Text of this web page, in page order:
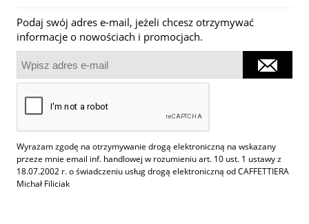
Podaj swój adres e-mail, jeżeli chcesz otrzymywać
informacje o nowościach i promocjach.
Wyrażam zgodę na otrzymywanie drogą elektroniczną na wskazany
przeze mnie email inf. handlowej w rozumieniu art. 10 ust. 1 ustawy z
18.07.2002 r. o świadczeniu usług drogą elektroniczną od CAFFETTIERA
Michał Filiciak